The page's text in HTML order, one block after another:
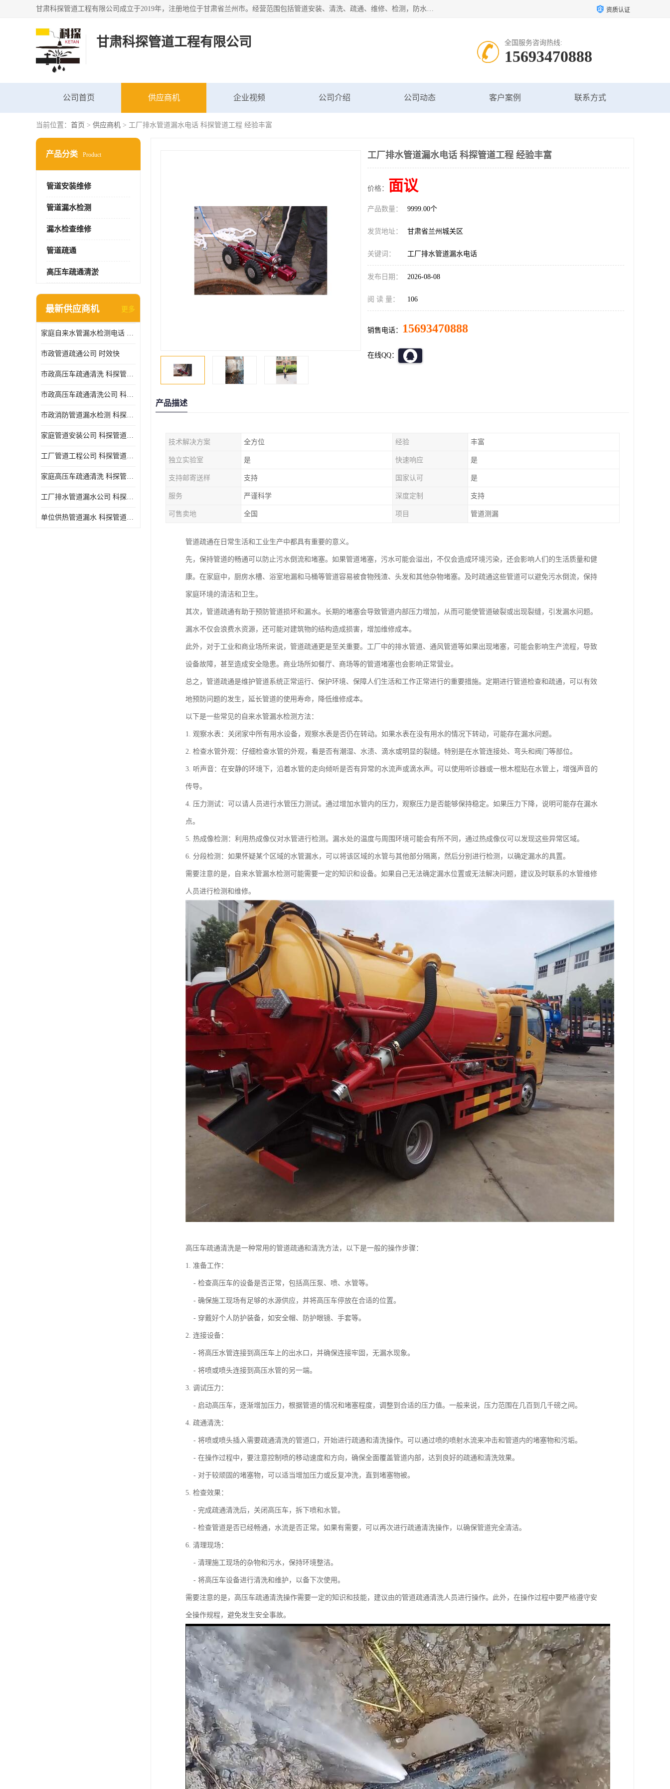
甘肃科探管道工程有限公司成立于2019年，注册地位于甘肃省兰州市。经营范围包括管道安装、清洗、疏通、维修、检测，防水工程，工程钻孔，化粪池清理，暖气安装，给排水管道安装维修，室内外管道如消防、供水、供热管道漏水检测定位，室内外防水堵漏等。 资质认证
甘肃科探管道工程有限公司 全国服务咨询热线:
15693470888
公司首页 供应商机 企业视频 公司介绍 公司动态 客户案例 联系方式
当前位置： 首页 > 供应商机 > 工厂排水管道漏水电话 科探管道工程 经验丰富
产品分类 Product
管道安装维修
管道漏水检测
漏水检查维修
管道疏通
高压车疏通清淤
最新供应商机 更多
家庭自来水管漏水检测电话 服务周到
市政管道疏通公司 时效快
市政高压车疏通清洗 科探管道工程 设备齐
市政高压车疏通清洗公司 科探管道工程 经验丰富
市政消防管道漏水检测 科探管道工程 快速上门
家庭管道安装公司 科探管道工程 团队服务
工厂管道工程公司 科探管道工程 时效快
家庭高压车疏通清洗 科探管道工程 服务周到
工厂排水管道漏水公司 科探管道工程 快速上门
单位供热管道漏水 科探管道工程 设备齐
工厂排水管道漏水电话 科探管道工程 经验丰富
价格： 面议
产品数量： 9999.00个
发货地址： 甘肃省兰州城关区
关键词： 工厂排水管道漏水电话
发布日期： 2026-08-08
阅 读 量： 106
销售电话： 15693470888
在线QQ：
产品描述
技术解决方案 全方位 经验 丰富
独立实验室 是 快速响应 是
支持邮寄送样 支持 国家认可 是
服务 严谨科学 深度定制 支持
可售卖地 全国 项目 管道测漏
管道疏通在日常生活和工业生产中都具有重要的意义。
先，保持管道的畅通可以防止污水倒流和堵塞。如果管道堵塞，污水可能会溢出，不仅会造成环境污染，还会影响人们的生活质量和健
康。在家庭中，厨房水槽、浴室地漏和马桶等管道容易被食物残渣、头发和其他杂物堵塞。及时疏通这些管道可以避免污水倒流，保持
家庭环境的清洁和卫生。
其次，管道疏通有助于预防管道损坏和漏水。长期的堵塞会导致管道内部压力增加，从而可能使管道破裂或出现裂缝，引发漏水问题。
漏水不仅会浪费水资源，还可能对建筑物的结构造成损害，增加维修成本。
此外，对于工业和商业场所来说，管道疏通更是至关重要。工厂中的排水管道、通风管道等如果出现堵塞，可能会影响生产流程，导致
设备故障，甚至造成安全隐患。商业场所如餐厅、商场等的管道堵塞也会影响正常营业。
总之，管道疏通是维护管道系统正常运行、保护环境、保障人们生活和工作正常进行的重要措施。定期进行管道检查和疏通，可以有效
地预防问题的发生，延长管道的使用寿命，降低维修成本。
以下是一些常见的自来水管漏水检测方法：
1. 观察水表：关闭家中所有用水设备，观察水表是否仍在转动。如果水表在没有用水的情况下转动，可能存在漏水问题。
2. 检查水管外观：仔细检查水管的外观，看是否有潮湿、水渍、滴水或明显的裂缝。特别是在水管连接处、弯头和阀门等部位。
3. 听声音：在安静的环境下，沿着水管的走向倾听是否有异常的水流声或滴水声。可以使用听诊器或一根木棍贴在水管上，增强声音的
传导。
4. 压力测试：可以请人员进行水管压力测试。通过增加水管内的压力，观察压力是否能够保持稳定。如果压力下降，说明可能存在漏水
点。
5. 热成像检测：利用热成像仪对水管进行检测。漏水处的温度与周围环境可能会有所不同，通过热成像仪可以发现这些异常区域。
6. 分段检测：如果怀疑某个区域的水管漏水，可以将该区域的水管与其他部分隔离，然后分别进行检测，以确定漏水的具置。
需要注意的是，自来水管漏水检测可能需要一定的知识和设备。如果自己无法确定漏水位置或无法解决问题，建议及时联系的水管维修
人员进行检测和维修。
高压车疏通清洗是一种常用的管道疏通和清洗方法，以下是一般的操作步骤：
1. 准备工作：
- 检查高压车的设备是否正常，包括高压泵、喷、水管等。
- 确保施工现场有足够的水源供应，并将高压车停放在合适的位置。
- 穿戴好个人防护装备，如安全帽、防护眼镜、手套等。
2. 连接设备：
- 将高压水管连接到高压车上的出水口，并确保连接牢固，无漏水现象。
- 将喷或喷头连接到高压水管的另一端。
3. 调试压力：
- 启动高压车，逐渐增加压力，根据管道的情况和堵塞程度，调整到合适的压力值。一般来说，压力范围在几百到几千磅之间。
4. 疏通清洗：
- 将喷或喷头插入需要疏通清洗的管道口，开始进行疏通和清洗操作。可以通过喷的喷射水流来冲击和管道内的堵塞物和污垢。
- 在操作过程中，要注意控制喷的移动速度和方向，确保全面覆盖管道内部，达到良好的疏通和清洗效果。
- 对于较顽固的堵塞物，可以适当增加压力或反复冲洗，直到堵塞物被。
5. 检查效果：
- 完成疏通清洗后，关闭高压车，拆下喷和水管。
- 检查管道是否已经畅通，水流是否正常。如果有需要，可以再次进行疏通清洗操作，以确保管道完全清洁。
6. 清理现场：
- 清理施工现场的杂物和污水，保持环境整洁。
- 将高压车设备进行清洗和维护，以备下次使用。
需要注意的是，高压车疏通清洗操作需要一定的知识和技能，建议由的管道疏通清洗人员进行操作。此外，在操作过程中要严格遵守安
全操作规程，避免发生安全事故。